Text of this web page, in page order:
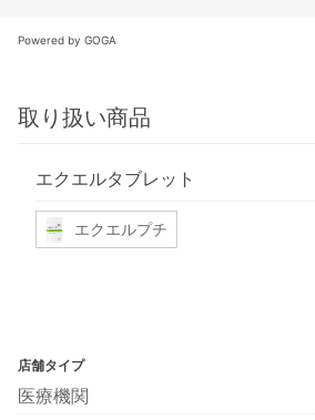
Powered by GOGA
取り扱い商品
エクエルタブレット
エクエルプチ
店舗タイプ
医療機関